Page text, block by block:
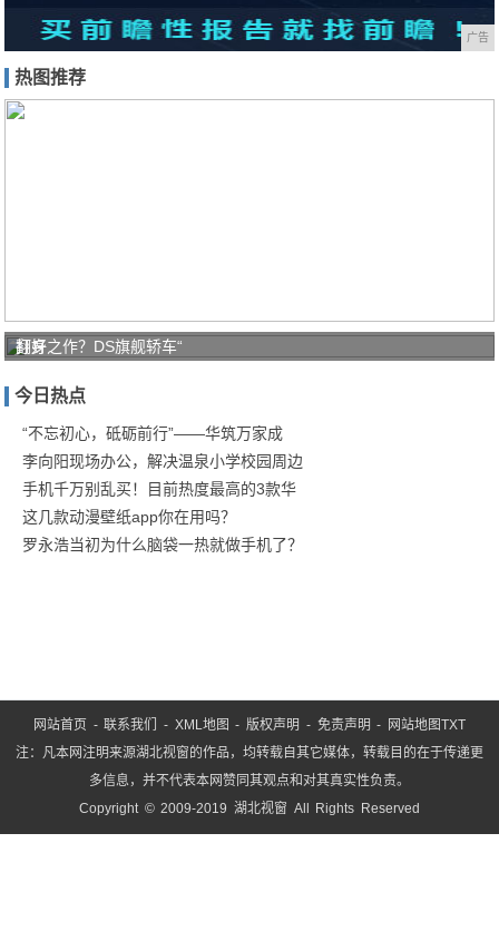
广告
热图推荐
打好
防疫
保卫
战！
商汤
翻身之作？DS旗舰轿车“
今日热点
“不忘初心，砥砺前行”——华筑万家成
李向阳现场办公，解决温泉小学校园周边
手机千万别乱买！目前热度最高的3款华
这几款动漫壁纸app你在用吗？
罗永浩当初为什么脑袋一热就做手机了？
网站首页 -联系我们 - XML地图 -版权声明 - 免责声明 - 网站地图TXT
注：凡本网注明来源湖北视窗的作品，均转载自其它媒体，转载目的在于传递更
多信息，并不代表本网赞同其观点和对其真实性负责。
Copyright © 2009-2019 湖北视窗 All Rights Reserved